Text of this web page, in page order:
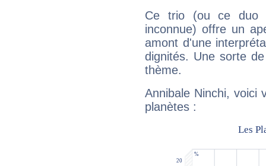
Ce trio (ou ce duo
inconnue) offre un
amont d'une
dignités. Une sorte
thème.
Annibale Ninchi, voici
planètes :